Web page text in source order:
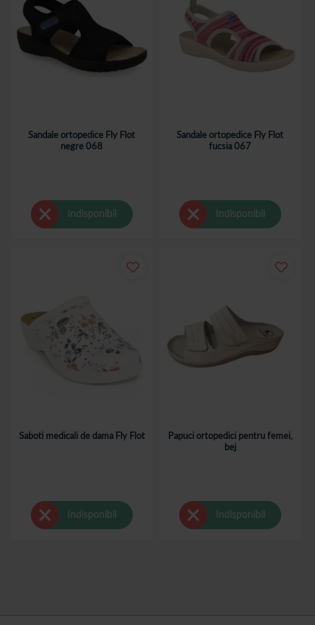
Sandale ortopedice Fly Flot
negre 068
Indisponibil
Sandale ortopedice Fly Flot
fucsia 067
Indisponibil
Saboti medicali de dama Fly Flot
Indisponibil
Papuci ortopedici pentru femei,
bej
Indisponibil